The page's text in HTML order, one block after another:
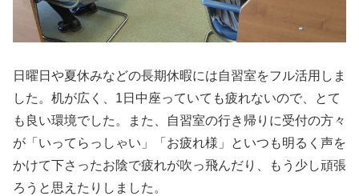
日曜日や夏休みなどの長期休暇には自習室をフル活用しま
した。机が広く、1日中座っていても疲れないので、とて
も良い環境でした。また、自習室の行き帰りに受付の方々
が「いってらっしゃい」「お疲れ様」といつも明るく声を
かけて下さったお陰で疲れが吹っ飛んだり、もう少し頑張
ろうと思えたりしました。